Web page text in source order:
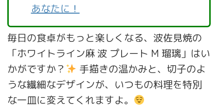
あなたに！
毎日の食卓がもっと楽しくなる、波佐見焼の
「ホワイトライン麻 波 プレート M 瑠璃」はい
かがですか？
手描きの温かみと、切子のよ
うな繊細なデザインが、いつもの料理を特別
な一皿に変えてくれますよ。